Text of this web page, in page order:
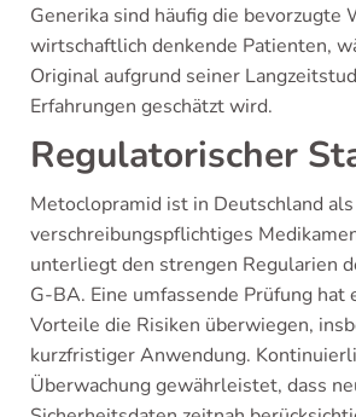
Generika sind häufig die bevorzugte
wirtschaftlich denkende Patienten,
Original aufgrund seiner
Erfahrungen geschätzt wird.
Regulatorischer
Metoclopramid ist in Deutschland als
verschreibungspflichtiges
unterliegt den strengen Regularien
G-BA. Eine umfassende Prüfung hat
Vorteile die Risiken überwiegen,
kurzfristiger Anwendung.
Überwachung gewährleistet, dass